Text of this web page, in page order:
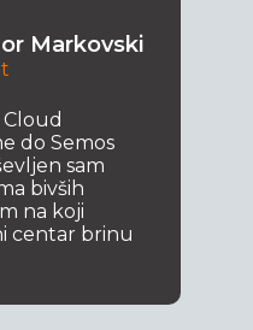
Markovski
do Semos
sam
bivših
na koji
centar brinu